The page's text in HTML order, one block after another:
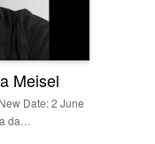
Meisel
Date: 2 June
da…